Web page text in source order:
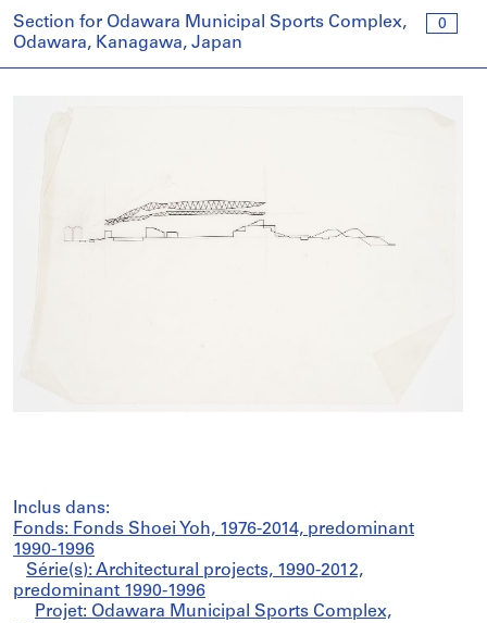
0
Section for Odawara Municipal Sports Complex,
Odawara, Kanagawa, Japan
Inclus dans:
Fonds: Fonds Shoei Yoh, 1976-2014, predominant
1990-1996
Série(s): Architectural projects, 1990-2012,
predominant 1990-1996
Projet: Odawara Municipal Sports Complex,